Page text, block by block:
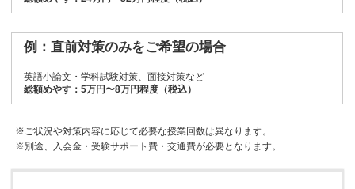
例：直前対策のみをご希望の場合
英語小論文・学科試験対策、面接対策など
総額めやす：5万円〜8万円程度（税込）
※ご状況や対策内容に応じて必要な授業回数は異なります。
※別途、入会金・受験サポート費・交通費が必要となります。